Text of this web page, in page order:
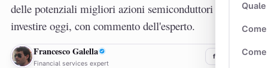
delle potenziali migliori azioni semiconduttori per
investire oggi, con commento dell'esperto.
FG Francesco Galella
Financial services expert
f in